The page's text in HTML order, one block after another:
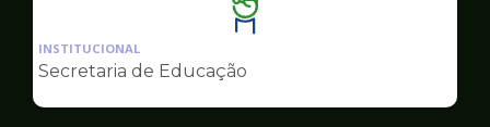
Ilustração
da
pagina
Educação
INSTITUCIONAL
Secretaria de Educação